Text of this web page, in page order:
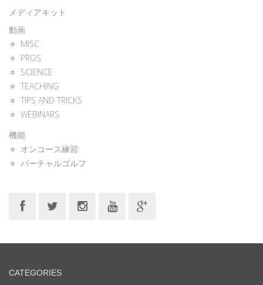
メディアキット
動画
MISC
PROS
SCIENCE
TEACHING
TIPS AND TRICKS
WEBINARS
機能
オンコース練習
バーチャルゴルフ
CATEGORIES